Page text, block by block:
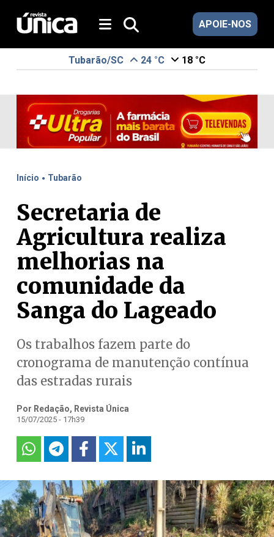
APOIE-NOS
Tubarão/SC 24 °C 18 °C
Início . Tubarão
Secretaria de
Agricultura realiza
melhorias na
comunidade da
Sanga do Lageado
Os trabalhos fazem parte do
cronograma de manutenção contínua
das estradas rurais
Por Redação, Revista Única
15/07/2025 - 17h39